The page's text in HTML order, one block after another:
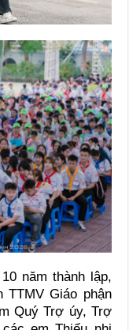
năm thành lập,
Giáo phận
Quý Trợ úy, Trợ